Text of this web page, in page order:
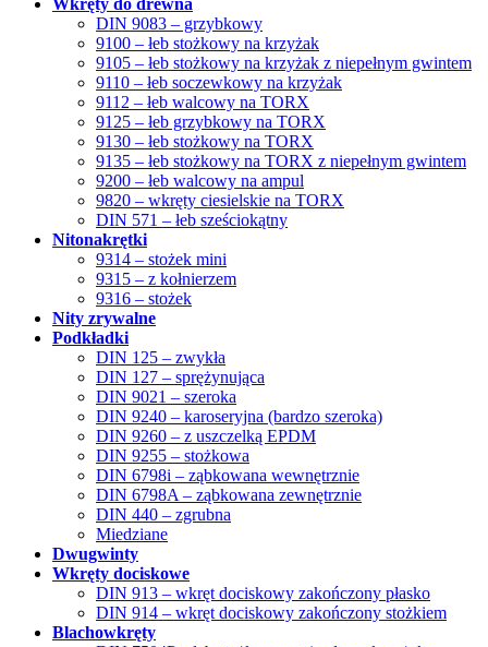
DIN 9083 – grzybkowy
9100 – łeb stożkowy na krzyżak
9105 – łeb stożkowy na krzyżak z niepełnym gwintem
9110 – łeb soczewkowy na krzyżak
9112 – łeb walcowy na TORX
9125 – łeb grzybkowy na TORX
9130 – łeb stożkowy na TORX
9135 – łeb stożkowy na TORX z niepełnym gwintem
9200 – łeb walcowy na ampul
9820 – wkręty ciesielskie na TORX
DIN 571 – łeb sześciokątny
Nitonakrętki
9314 – stożek mini
9315 – z kołnierzem
9316 – stożek
Nity zrywalne
Podkładki
DIN 125 – zwykła
DIN 127 – sprężynująca
DIN 9021 – szeroka
DIN 9240 – karoseryjna (bardzo szeroka)
DIN 9260 – z uszczelką EPDM
DIN 9255 – stożkowa
DIN 6798i – ząbkowana wewnętrznie
DIN 6798A – ząbkowana zewnętrznie
DIN 440 – zgrubna
Miedziane
Dwugwinty
Wkręty dociskowe
DIN 913 – wkręt dociskowy zakończony płasko
DIN 914 – wkręt dociskowy zakończony stożkiem
Blachowkręty